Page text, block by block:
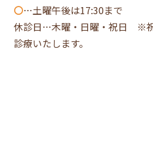
〇…土曜午後は17:30まで
休診日…木曜・日曜・祝日 ※
診療いたします。